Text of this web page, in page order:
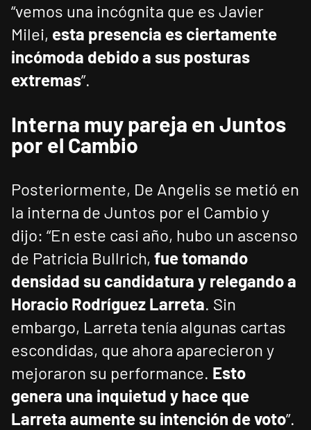
“vemos una incógnita que es Javier
Milei, esta presencia es ciertamente
incómoda debido a sus posturas
extremas”.
Interna muy pareja en Juntos
por el Cambio
Posteriormente, De Angelis se metió en
la interna de Juntos por el Cambio y
dijo: “En este casi año, hubo un ascenso
de Patricia Bullrich, fue tomando
densidad su candidatura y relegando a
Horacio Rodríguez Larreta. Sin
embargo, Larreta tenía algunas cartas
escondidas, que ahora aparecieron y
mejoraron su performance. Esto
genera una inquietud y hace que
Larreta aumente su intención de voto”.